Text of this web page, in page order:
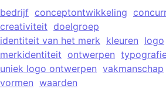
bedrijf conceptontwikkeling
creativiteit doelgroep
identiteit van het merk kleuren logo
merkidentiteit ontwerpen
uniek logo ontwerpen vakmanschap
vormen waarden